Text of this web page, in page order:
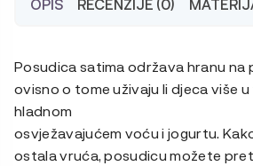
Posudica satima održava hranu
ovisno o tome uživaju li djeca više
hladnom
osvježavajućem voću i jogurtu.
ostala vruća, posudicu možete